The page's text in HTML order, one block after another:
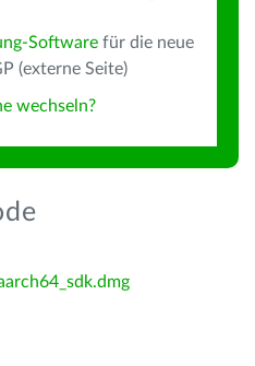
Software für die neue
(externe Seite)
wechseln?